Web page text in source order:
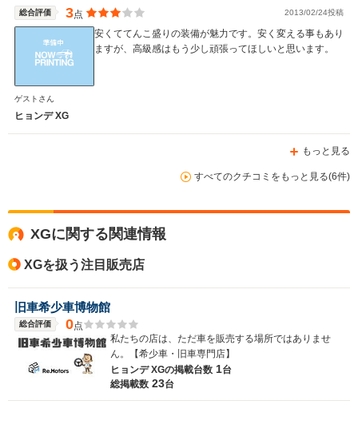
総合評価 3点 2013/02/24投稿
安くててんこ盛りの装備が魅力です。安く変える事もあり
ますが、高級感はもう少し頑張ってほしいと思います。
ゲストさん
ヒョンデ XG
もっと見る
すべてのクチコミをもっと見る(6件)
XGに関する関連情報
XGを扱う注目販売店
旧車希少車博物館
総合評価 0点
私たちの店は、ただ車を販売する場所ではありませ
ん。【希少車・旧車専門店】
ヒョンデ XGの掲載台数 1台
総掲載数 23台